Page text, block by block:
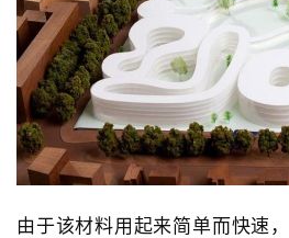
由于该材料用起来简单而快速